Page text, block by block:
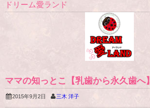
ドリーム愛ランド
ママの知っとこ【乳歯から永久歯へ】
2015年9月2日 三木 洋子